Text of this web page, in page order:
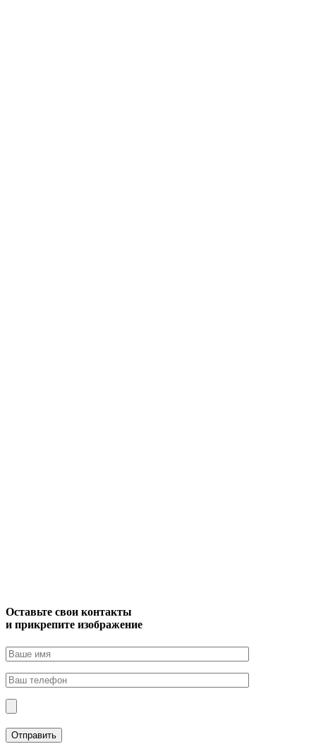
Оставьте свои контакты
и прикрепите изображение